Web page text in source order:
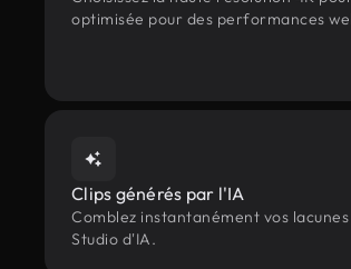
optimisée pour des performances
Clips générés par l'IA
Comblez instantanément vos
Studio d'IA.